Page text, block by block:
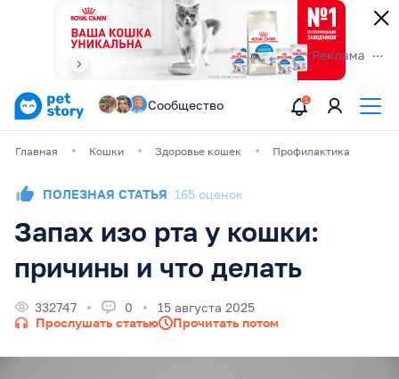
Сообщество
Главная Кошки Здоровье кошек Профилактика
ПОЛЕЗНАЯ СТАТЬЯ 165 оценок
Запах изо рта у кошки:
причины и что делать
332747 0
15 августа 2025
Прослушать статью
Прочитать потом